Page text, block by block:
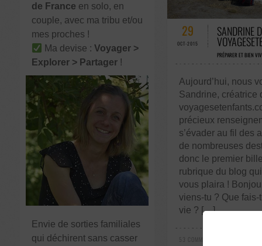
de France en solo, en
couple, avec ma tribu et/ou
mes proches !
Ma devise : Voyager >
Explorer > Partager!
Envie de sorties familiales
qui déchirent sans casser
53
29
OCT-2015
SANDRINE
PRÉPARER ET BIEN
Aujourd’hui, nous
Sandrine, créatrice
précieux
s’évader au fil des
de nombreuses
donc le premier
rubrique du blog
vous plaira !
viens-tu ? Que
vie ? […]
53 COMMENTAIRES / 0 VOTES